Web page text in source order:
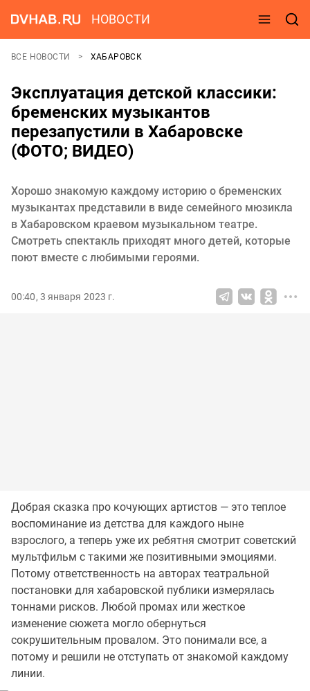
НОВОСТИ
ВСЕ НОВОСТИ ХАБАРОВСК
Эксплуатация детской классики:
бременских музыкантов
перезапустили в Хабаровске
(ФОТО; ВИДЕО)
Хорошо знакомую каждому историю о бременских
музыкантах представили в виде семейного мюзикла
в Хабаровском краевом музыкальном театре.
Смотреть спектакль приходят много детей, которые
поют вместе с любимыми героями.
00:40, 3 января 2023 г.
Добрая сказка про кочующих артистов — это теплое
воспоминание из детства для каждого ныне
взрослого, а теперь уже их ребятня смотрит советский
мультфильм с такими же позитивными эмоциями.
Потому ответственность на авторах театральной
постановки для хабаровской публики измерялась
тоннами рисков. Любой промах или жесткое
изменение сюжета могло обернуться
сокрушительным провалом. Это понимали все, а
потому и решили не отступать от знакомой каждому
линии.